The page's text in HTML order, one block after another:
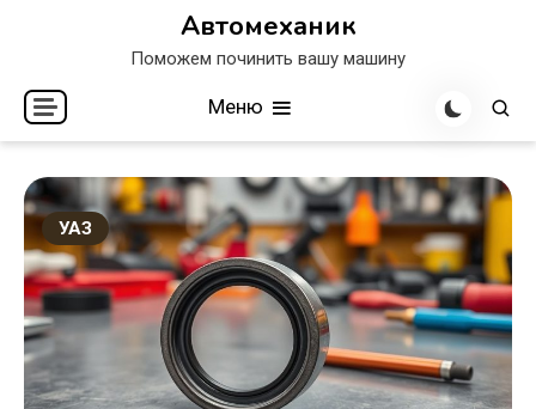
Автомеханик
Поможем починить вашу машину
Меню
УАЗ